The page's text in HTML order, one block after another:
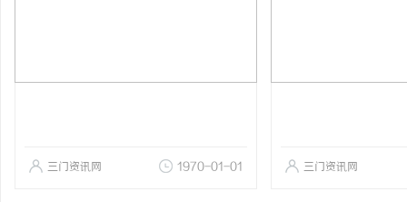
三门资讯网 1970-01-01 三门资讯网